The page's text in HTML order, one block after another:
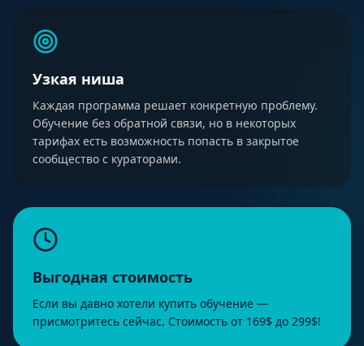
Узкая ниша
Каждая программа решает конкретную проблему.
Обучение без обратной связи, но в некоторых
тарифах есть возможность попасть в закрытое
сообщество с кураторами.
Выгодная стоимость
Если вы давно хотели купить обучение —
присмотритесь сейчас. Стоимость от 169$ до 299$!